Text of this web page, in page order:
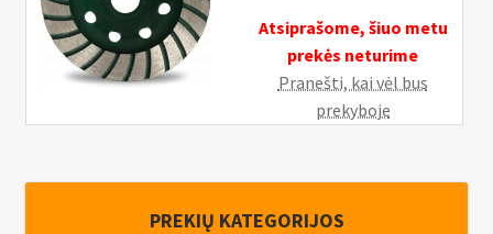
Atsiprašome, šiuo metu
prekės neturime
Pranešti, kai vėl bus
prekyboje
PREKIŲ KATEGORIJOS